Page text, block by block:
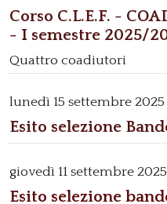
Corso C.L.E.F. -
- I semestre 2025/
Quattro coadiutori
lunedì 15 settembre 2025
Esito selezione
giovedì 11 settembre 2025
Esito selezione